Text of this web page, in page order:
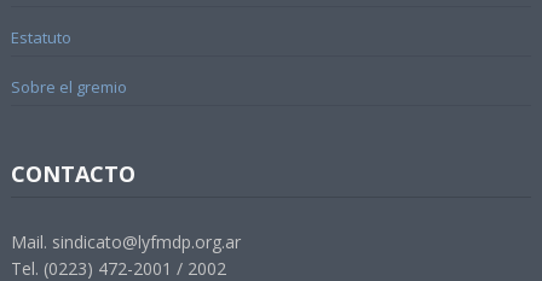
Estatuto
Sobre el gremio
CONTACTO
Mail. sindicato@lyfmdp.org.ar
Tel. (0223) 472-2001 / 2002